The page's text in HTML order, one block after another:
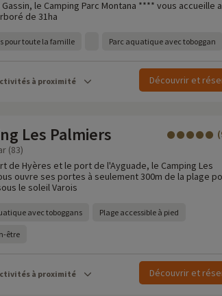
le Camping Parc Montana **** vous accueille
de 31ha
pour toute la famille Parc aquatique avec toboggan
à proximité Découvrir et
Les Palmiers
(83)
de Hyères et le port de l'Ayguade, le Camping Les
ouvre ses portes à seulement 300m de la plage
le soleil Varois
avec toboggans Plage accessible à pied
être
à proximité Découvrir et